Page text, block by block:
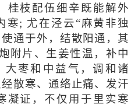
桂枝配伍细辛既能解外
寒; 尤在泾云“麻黄非独
通于外，结散阳通，其
附片、生姜性温，补中
大枣和中益气，调和诸
散寒、通络止痛、发汗
凝证，不仅用于里实寒